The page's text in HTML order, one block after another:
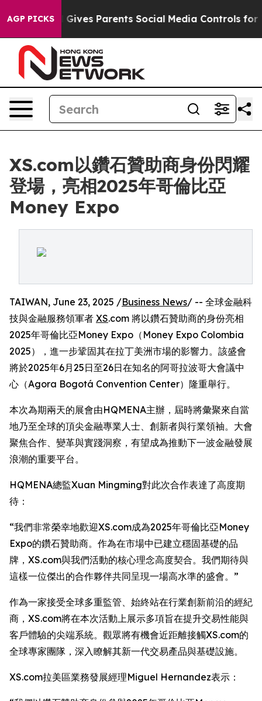
AGP PICKS
Brazil Gives Parents Social Media Controls for
XS.com以鑽石贊助商身份閃耀
登場，亮相2025年哥倫比亞
Money Expo
TAIWAN, June 23, 2025 /Business News/ -- 全球金融科
技與金融服務領軍者 XS.com 將以鑽石贊助商的身份亮相
2025年哥倫比亞Money Expo（Money Expo Colombia
2025），進一步鞏固其在拉丁美洲市場的影響力。該盛會
將於2025年6月25日至26日在知名的阿哥拉波哥大會議中
心（Agora Bogotá Convention Center）隆重舉行。
本次為期兩天的展會由HQMENA主辦，屆時將彙聚來自當
地乃至全球的頂尖金融專業人士、創新者與行業領袖。大會
聚焦合作、變革與實踐洞察，有望成為推動下一波金融發展
浪潮的重要平台。
HQMENA總監Xuan Mingming對此次合作表達了高度期
待：
“我們非常榮幸地歡迎XS.com成為2025年哥倫比亞Money
Expo的鑽石贊助商。作為在市場中已建立穩固基礎的品
牌，XS.com與我們活動的核心理念高度契合。我們期待與
這樣一位傑出的合作夥伴共同呈現一場高水準的盛會。”
作為一家接受全球多重監管、始終站在行業創新前沿的經紀
商，XS.com將在本次活動上展示多項旨在提升交易性能與
客戶體驗的尖端系統。觀眾將有機會近距離接觸XS.com的
全球專家團隊，深入瞭解其新一代交易產品與基礎設施。
XS.com拉美區業務發展經理Miguel Hernandez表示：